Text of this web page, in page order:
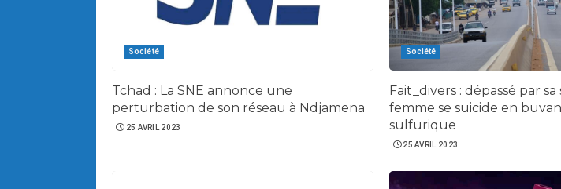
Société
Tchad : La SNE annonce une
perturbation de son réseau à Ndjamena
25 AVRIL 2023
Société
Fait_divers : dépassé par
femme se suicide en
sulfurique
25 AVRIL 2023